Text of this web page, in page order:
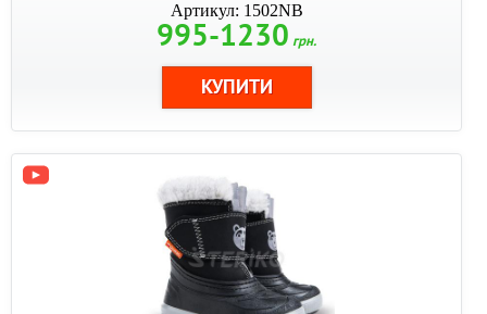
Артикул: 1502NB
995-1230 грн.